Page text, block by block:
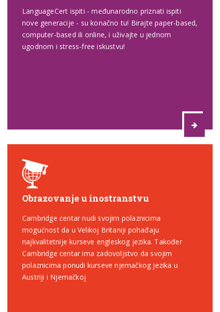
LanguageCert ispiti - međunarodno priznati ispiti
nove generacije - su konačno tu! Birajte paper-based,
computer-based ili online, i uživajte u jednom
ugodnom i stress-free iskustvu!
Obrazovanje u inostranstvu
Cambridge centar nudi svojim polaznicima
mogućnost da u Velikoj Britaniji pohađaju
najkvalitetnije kurseve engleskog jezika. Također
Cambridge centar ima zadovoljstvo da svojim
polaznicima ponudi kurseve njemačkog jezika u
Austriji i Njemačkoj